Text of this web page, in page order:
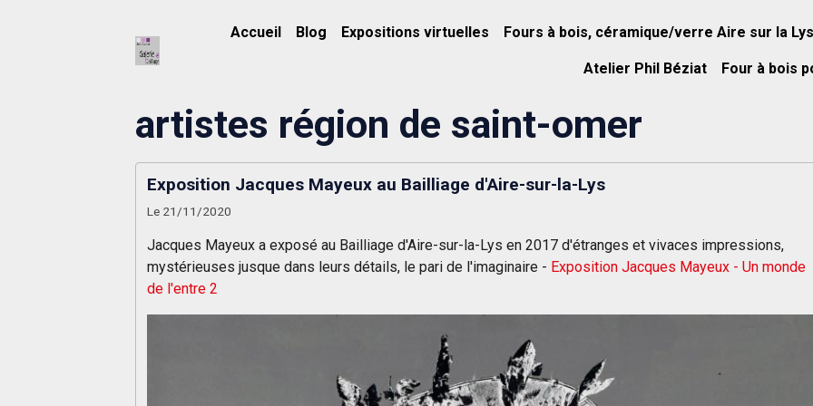
Accueil Blog Expositions virtuelles Fours à bois, céramique/verre Aire sur la
Atelier Phil Béziat Four à bois
artistes région de saint-omer
Exposition Jacques Mayeux au Bailliage d'Aire-sur-la-Lys
Le 21/11/2020
Jacques Mayeux a exposé au Bailliage d'Aire-sur-la-Lys en 2017 d'étranges et vivaces impressions,
mystérieuses jusque dans leurs détails, le pari de l'imaginaire - Exposition Jacques Mayeux - Un monde
de l'entre 2